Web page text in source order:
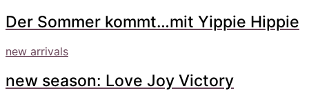
Der Sommer kommt…mit Yippie Hippie
new arrivals
new season: Love Joy Victory